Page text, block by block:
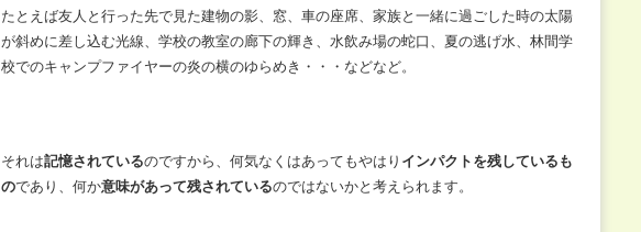
たとえば友人と行った先で見た建物の影、窓、車の座席、家族と一緒に過ごした時の太陽
が斜めに差し込む光線、学校の教室の廊下の輝き、水飲み場の蛇口、夏の逃げ水、林間学
校でのキャンプファイヤーの炎の横のゆらめき・・・などなど。
それは記憶されているのですから、何気なくはあってもやはり インパクトを残しているも
のであり、何か意味があって残されているのではないかと考えられます。